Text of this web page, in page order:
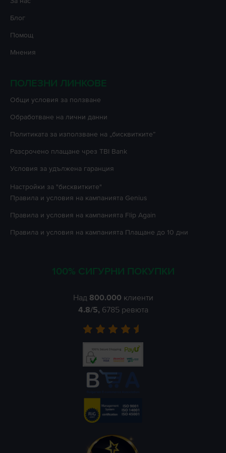
Блог
Помощ
Мнения
ПОЛЕЗНИ ЛИНКОВЕ
Oбщи условия за ползване
Oбработване на лични данни
Политиката за използване на „бисквитките”
Разсрочено плащане чрез TBI Bank
Условия за удължена гаранция
Настройки за "бисквитките"
Правила и условия на кампанията Genius
Правила и условия на кампанията Flip Again
Правила и условия на кампанията Плащане до 10 дни
100% СИГУРНИ ПОКУПКИ
Над 800.000 клиенти
4.8/5, 6785 ревюта